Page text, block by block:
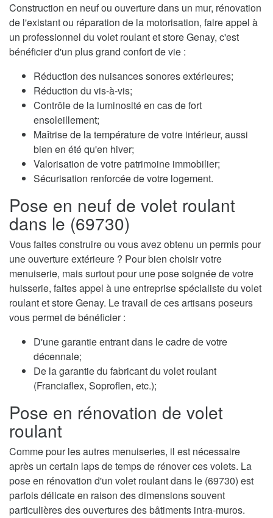
Construction en neuf ou ouverture dans un mur, rénovation
de l'existant ou réparation de la motorisation, faire appel à
un professionnel du volet roulant et store Genay, c'est
bénéficier d'un plus grand confort de vie :
Réduction des nuisances sonores extérieures;
Réduction du vis-à-vis;
Contrôle de la luminosité en cas de fort
ensoleillement;
Maîtrise de la température de votre intérieur, aussi
bien en été qu'en hiver;
Valorisation de votre patrimoine immobilier;
Sécurisation renforcée de votre logement.
Pose en neuf de volet roulant
dans le (69730)
Vous faites construire ou vous avez obtenu un permis pour
une ouverture extérieure ? Pour bien choisir votre
menuiserie, mais surtout pour une pose soignée de votre
huisserie, faites appel à une entreprise spécialiste du volet
roulant et store Genay. Le travail de ces artisans poseurs
vous permet de bénéficier :
D'une garantie entrant dans le cadre de votre
décennale;
De la garantie du fabricant du volet roulant
(Franciaflex, Soproflen, etc.);
Pose en rénovation de volet
roulant
Comme pour les autres menuiseries, il est nécessaire
après un certain laps de temps de rénover ces volets. La
pose en rénovation d'un volet roulant dans le (69730) est
parfois délicate en raison des dimensions souvent
particulières des ouvertures des bâtiments intra-muros.